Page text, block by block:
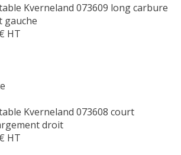
Kverneland 073609 long carbure
gauche
€ HT
Kverneland 073608 court
droit
€ HT